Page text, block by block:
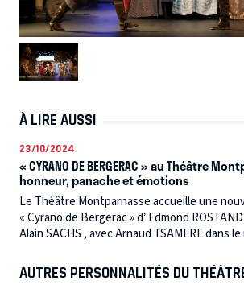
À LIRE AUSSI
23/10/2024
« CYRANO DE BERGERAC » au Théâtre
honneur, panache et émotions
Le Théâtre Montparnasse accueille une
« Cyrano de Bergerac » d’ Edmond
Alain SACHS , avec Arnaud TSAMERE dans
AUTRES PERSONNALITÉS DU